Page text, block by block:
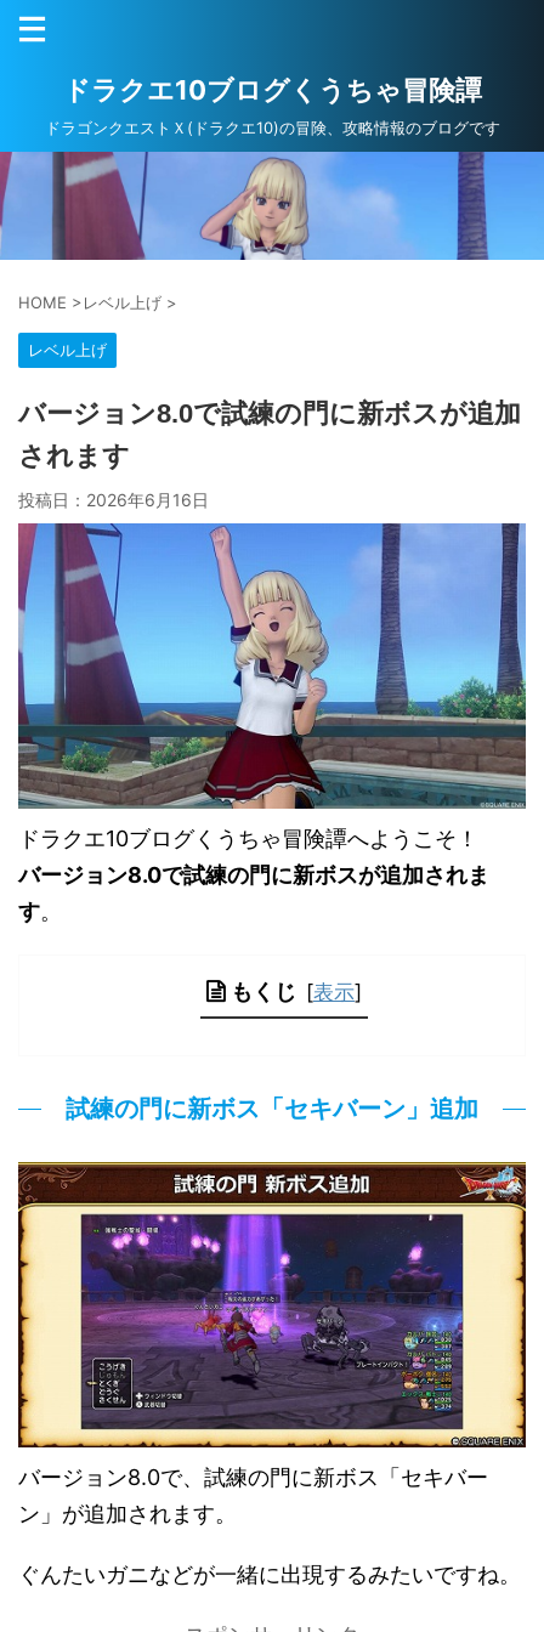
ドラクエ10ブログくうちゃ冒険譚
ドラゴンクエストＸ(ドラクエ10)の冒険、攻略情報のブログです
HOME >レベル上げ >
レベル上げ
バージョン8.0で試練の門に新ボスが追加
されます
投稿日： 2026年6月16日
ドラクエ10ブログくうちゃ冒険譚へようこそ！
バージョン8.0で試練の門に新ボスが追加されま
す。
もくじ [表示]
試練の門に新ボス「セキバーン」追加
バージョン8.0で、試練の門に新ボス「セキバー
ン」が追加されます。
ぐんたいガニなどが一緒に出現するみたいですね。